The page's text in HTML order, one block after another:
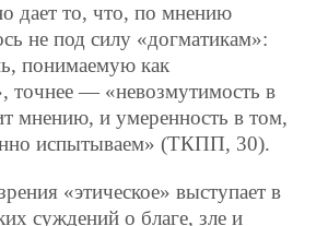
дает то, что, по мнению
не под силу «догматикам»:
понимаемую как
точнее — «невозмутимость в
мнению, и умеренность в том,
испытываем» (ТКПП, 30).
«этическое» выступает в
суждений о благе, зле и